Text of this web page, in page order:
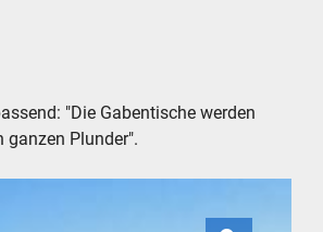
"Die Gabentische werden
Plunder".